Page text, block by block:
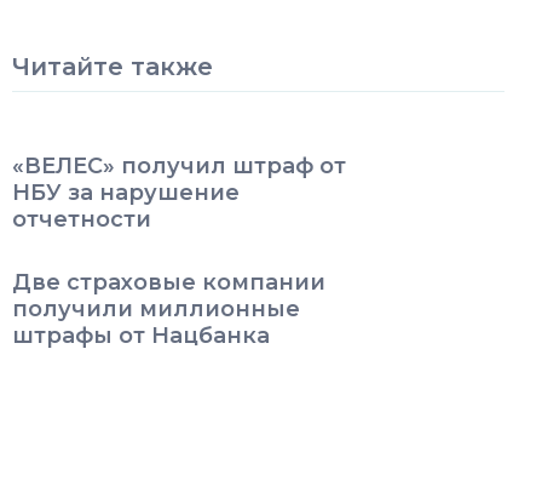
Читайте также
«ВЕЛЕС» получил штраф от
НБУ за нарушение
отчетности
Две страховые компании
получили миллионные
штрафы от Нацбанка